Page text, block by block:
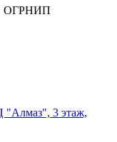
| ОГРНИП
"Алмаз", 3 этаж,